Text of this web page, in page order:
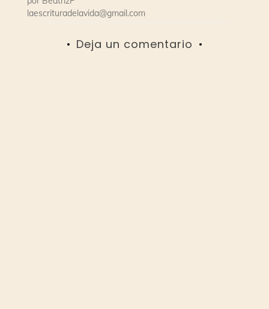
laescrituradelavida@gmail.com
Deja un comentario